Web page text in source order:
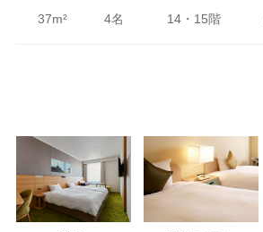
37m² 4名 14・15階